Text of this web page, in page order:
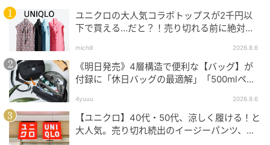
ユニクロの大人気コラボトップスが2千円以
下で買える…だと？！売り切れる前に絶対買
michill 2026.8.6
《明日発売》4層構造で便利な【バッグ】が
付録に「休日バッグの最適解」「500mlペッ
4yuuu 2026.8.6
【ユニクロ】40代・50代、涼しく履ける！と
大人気。売り切れ続出のイージーパンツ、買